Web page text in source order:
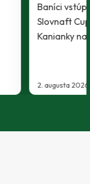
súbojom 1. kola
do neďalekej
Takmer 700…